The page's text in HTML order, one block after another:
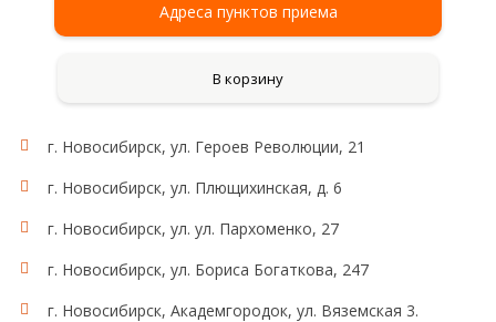
Адреса пунктов приема
В корзину
г. Новосибирск, ул. Героев Революции, 21
г. Новосибирск, ул. Плющихинская, д. 6
г. Новосибирск, ул. ул. Пархоменко, 27
г. Новосибирск, ул. Бориса Богаткова, 247
г. Новосибирск, Академгородок, ул. Вяземская 3.